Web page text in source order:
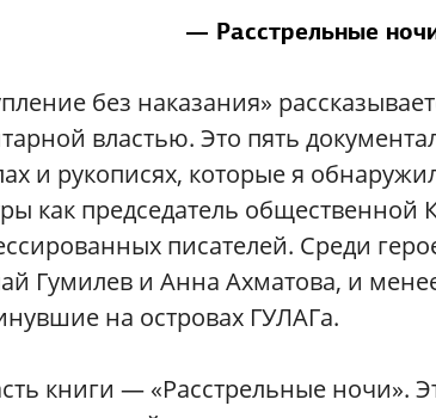
— Расстрельные
без наказания»
властью. Это пять
и рукописях, которые я
как председатель
писателей. Среди
Гумилев и Анна Ахматова, и
на островах ГУЛАГа.
книги — «Расстрельные ночи».